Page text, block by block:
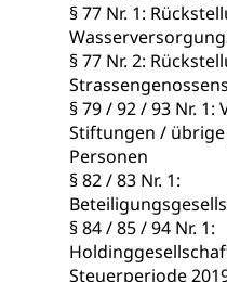
§ 77 Nr. 1:
§ 77 Nr. 2:
§ 79 / 92 / 93 Nr. 1:
Stiftungen /
Personen
§ 82 / 83 Nr. 1:
§ 84 / 85 / 94 Nr. 1:
Steuerperiode